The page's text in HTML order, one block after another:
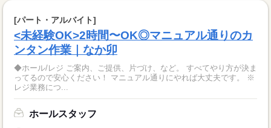
[パート・アルバイト]
<未経験OK>2時間〜OK◎マニュアル通りのカ
ンタン作業｜なか卯
◆ホール/レジ ご案内、ご提供、片づけ、など。 すべてやり方が決ま
ってるので安心ください！ マニュアル通りにやれば大丈夫です。 ※
レジ業務につ...
ホールスタッフ